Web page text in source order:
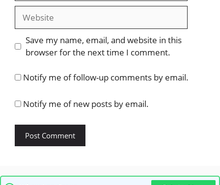
Website
Save my name, email, and website in this
browser for the next time I comment.
Notify me of follow-up comments by email.
Notify me of new posts by email.